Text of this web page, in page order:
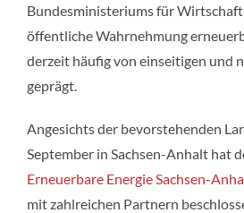
Bundesministeriums für
öffentliche Wahrnehmung
derzeit häufig von einseitigen und
geprägt.
Angesichts der bevorstehenden
September in Sachsen-Anhalt hat
Erneuerbare Energie Sachsen-
mit zahlreichen Partnern